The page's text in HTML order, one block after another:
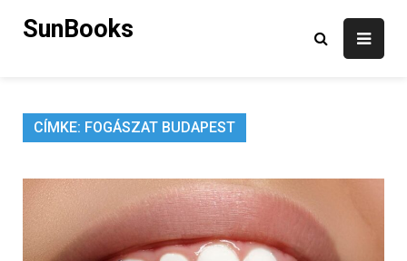
SunBooks
CÍMKE: FOGÁSZAT BUDAPEST